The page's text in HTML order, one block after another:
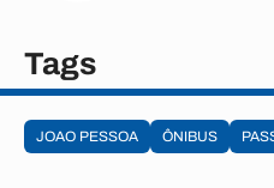
Tags
JOAO PESSOA ÔNIBUS